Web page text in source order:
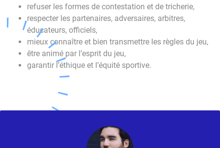
refuser les formes de contestation et de tricherie,
respecter les partenaires, adversaires, arbitres,
éducateurs, officiels,
mieux connaître et bien transmettre les règles du jeu,
être animé par l’esprit du jeu,
garantir l’éthique et l’équité sportive.